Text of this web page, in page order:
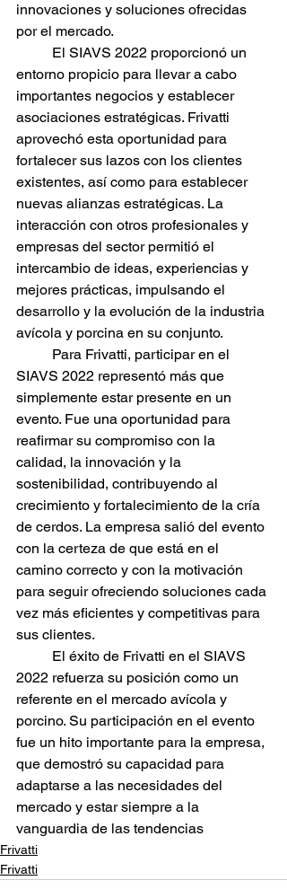
innovaciones y soluciones ofrecidas
por el mercado.
entorno propicio para llevar a cabo
importantes negocios y establecer
asociaciones estratégicas. Frivatti
aprovechó esta oportunidad para
fortalecer sus lazos con los clientes
existentes, así como para establecer
nuevas alianzas estratégicas. La
interacción con otros profesionales y
empresas del sector permitió el
intercambio de ideas, experiencias y
mejores prácticas, impulsando el
desarrollo y la evolución de la industria
avícola y porcina en su conjunto.
SIAVS 2022 representó más que
simplemente estar presente en un
evento. Fue una oportunidad para
reafirmar su compromiso con la
calidad, la innovación y la
sostenibilidad, contribuyendo al
crecimiento y fortalecimiento de la cría
de cerdos. La empresa salió del evento
con la certeza de que está en el
camino correcto y con la motivación
para seguir ofreciendo soluciones cada
vez más eficientes y competitivas para
sus clientes.
2022 refuerza su posición como un
referente en el mercado avícola y
porcino. Su participación en el evento
fue un hito importante para la empresa,
que demostró su capacidad para
adaptarse a las necesidades del
mercado y estar siempre a la
vanguardia de las tendencias
Frivatti
Frivatti